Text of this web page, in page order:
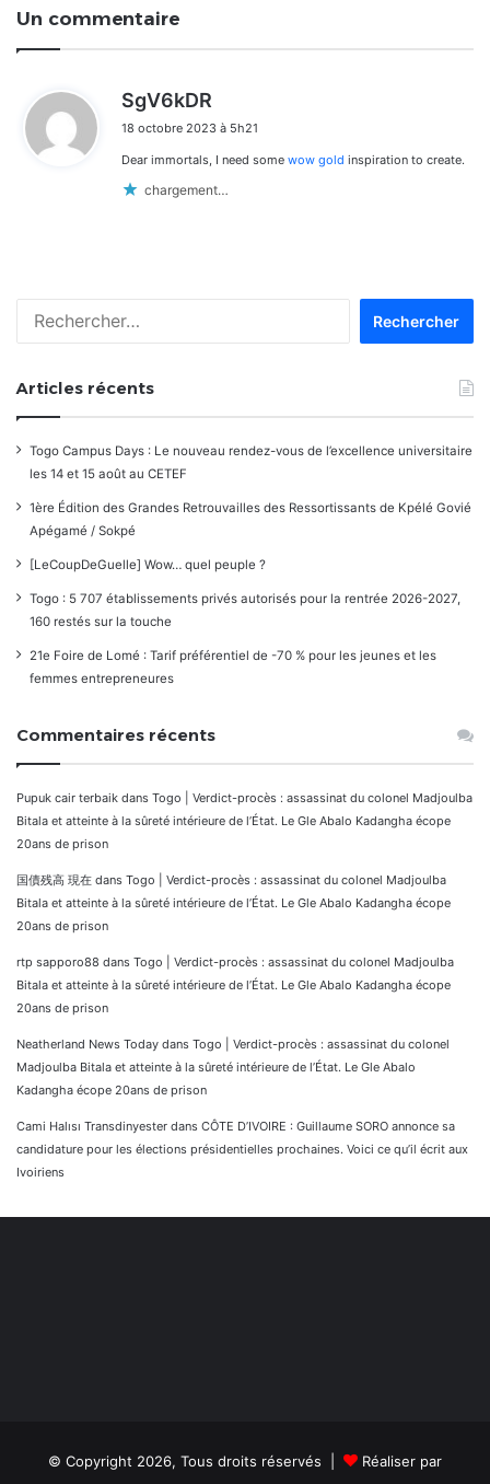
Un commentaire
SgV6kDR
t
18 octobre 2023 à 5h21
Dear immortals, I need some wow gold inspiration to create.
chargement…
Articles récents
Togo Campus Days : Le nouveau rendez-vous de l’excellence universitaire
les 14 et 15 août au CETEF
1ère Édition des Grandes Retrouvailles des Ressortissants de Kpélé Govié
Apégamé / Sokpé
[LeCoupDeGuelle] Wow… quel peuple ?
Togo : 5 707 établissements privés autorisés pour la rentrée 2026-2027,
160 restés sur la touche
21e Foire de Lomé : Tarif préférentiel de -70 % pour les jeunes et les
femmes entrepreneures
Commentaires récents
Pupuk cair terbaik dans Togo | Verdict-procès : assassinat du colonel Madjoulba
Bitala et atteinte à la sûreté intérieure de l’État. Le Gle Abalo Kadangha écope
20ans de prison
国債残高 現在 dans Togo | Verdict-procès : assassinat du colonel Madjoulba
Bitala et atteinte à la sûreté intérieure de l’État. Le Gle Abalo Kadangha écope
20ans de prison
rtp sapporo88 dans Togo | Verdict-procès : assassinat du colonel Madjoulba
Bitala et atteinte à la sûreté intérieure de l’État. Le Gle Abalo Kadangha écope
20ans de prison
Neatherland News Today dans Togo | Verdict-procès : assassinat du colonel
Madjoulba Bitala et atteinte à la sûreté intérieure de l’État. Le Gle Abalo
Kadangha écope 20ans de prison
Cami Halısı Transdinyester dans CÔTE D’IVOIRE : Guillaume SORO annonce sa
candidature pour les élections présidentielles prochaines. Voici ce qu’il écrit aux
Ivoiriens
© Copyright 2026, Tous droits réservés | Réaliser par